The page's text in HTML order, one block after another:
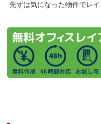
先ずは気になった物件でレ